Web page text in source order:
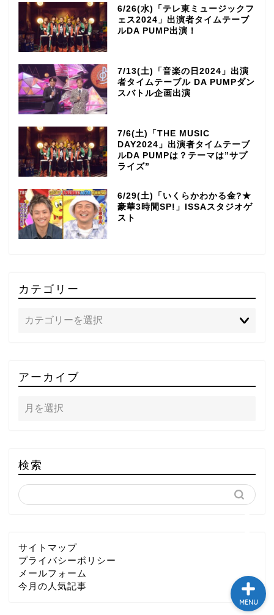
6/26(水)「テレ東ミュージックフ
ェス2024」出演者タイムテーブ
ルDA PUMP出演！
7/13(土)「音楽の日2024」出演
者タイムテーブル DA PUMPダン
スバトル企画出演
7/6(土)「THE MUSIC
DAY2024」出演者タイムテーブ
ルDA PUMPは？テーマは”サプ
ライズ”
6/29(土)「いくらかわかる金?★
豪華3時間SP!」ISSAスタジオゲ
スト
カテゴリー
アーカイブ
検索
サイトマップ
プライバシーポリシー
メールフォーム
今月の人気記事
MENU
～DA PUMP YORIの晴れ
ばれラジオ～